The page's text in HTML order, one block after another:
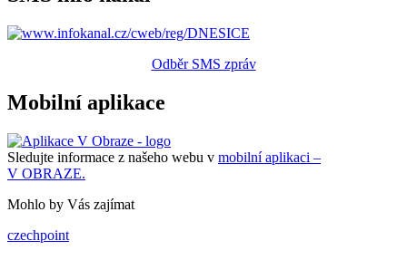
Odběr SMS zpráv
Mobilní aplikace
Sledujte informace z našeho webu v mobilní aplikaci –
V OBRAZE.
Mohlo by Vás zajímat
czechpoint